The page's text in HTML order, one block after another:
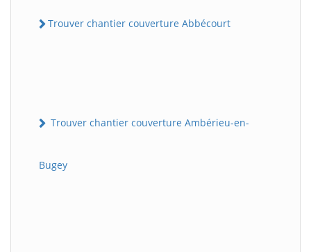
Trouver chantier couverture Abbécourt
Trouver chantier couverture Ambérieu-en-
Bugey